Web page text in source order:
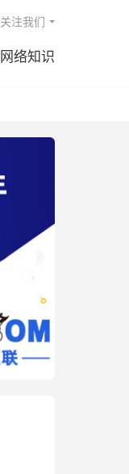
网络知识
关注我们